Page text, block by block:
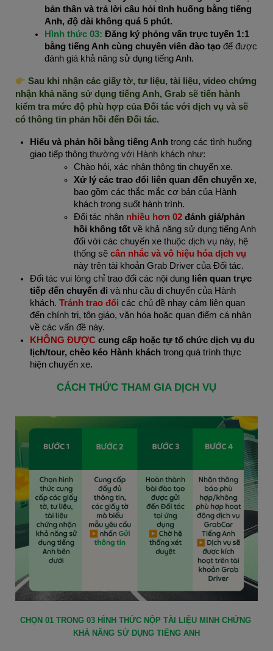
bản thân và trả lời câu hỏi tình huống bằng tiếng
Anh, độ dài không quá 5 phút.
Hình thức 03: Đăng ký phỏng vấn trực tuyến 1:1
bằng tiếng Anh cùng chuyên viên đào tạo để được
đánh giá khả năng sử dụng tiếng Anh.
Sau khi nhận các giấy tờ, tư liệu, tài liệu, video chứng
nhận khả năng sử dụng tiếng Anh, Grab sẽ tiến hành
kiểm tra mức độ phù hợp của Đối tác với dịch vụ và sẽ
có thông tin phản hồi đến Đối tác.
Hiểu và phản hồi bằng tiếng Anh trong các tình huống
giao tiếp thông thường với Hành khách như:
Chào hỏi, xác nhận thông tin chuyến xe.
Xử lý các trao đổi liên quan đến chuyến xe,
bao gồm các thắc mắc cơ bản của Hành
khách trong suốt hành trình.
Đối tác nhận nhiều hơn 02 đánh giá/phản
hồi không tốt về khả năng sử dụng tiếng Anh
đối với các chuyến xe thuộc dịch vụ này, hệ
thống sẽ cân nhắc và vô hiệu hóa dịch vụ
này trên tài khoản Grab Driver của Đối tác.
Đối tác vui lòng chỉ trao đổi các nội dung liên quan trực
tiếp đến chuyến đi và nhu cầu di chuyển của Hành
khách. Tránh trao đổi các chủ đề nhạy cảm liên quan
đến chính trị, tôn giáo, văn hóa hoặc quan điểm cá nhân
về các vấn đề này.
KHÔNG ĐƯỢC cung cấp hoặc tự tổ chức dịch vụ du
lịch/tour, chèo kéo Hành khách trong quá trình thực
hiện chuyến xe.
CÁCH THỨC THAM GIA DỊCH VỤ
CHỌN 01 TRONG 03 HÌNH THỨC NỘP TÀI LIỆU MINH CHỨNG
KHẢ NĂNG SỬ DỤNG TIẾNG ANH